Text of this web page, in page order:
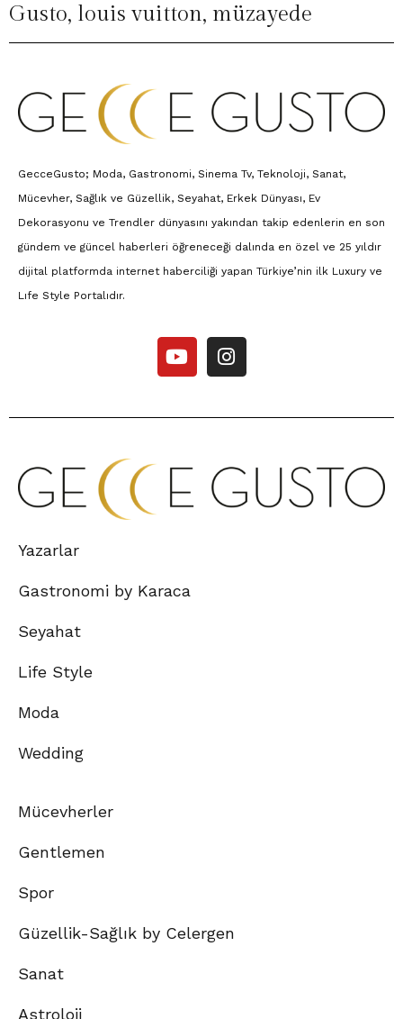
Gusto, louis vuitton, müzayede
GecceGusto; Moda, Gastronomi, Sinema Tv, Teknoloji, Sanat,
Mücevher, Sağlık ve Güzellik, Seyahat, Erkek Dünyası, Ev
Dekorasyonu ve Trendler dünyasını yakından takip edenlerin en son
gündem ve güncel haberleri öğreneceği dalında en özel ve 25 yıldır
dijital platformda internet haberciliği yapan Türkiye’nin ilk Luxury ve
Lıfe Style Portalıdır.
Yazarlar
Gastronomi by Karaca
Seyahat
Life Style
Moda
Wedding
Mücevherler
Gentlemen
Spor
Güzellik-Sağlık by Celergen
Sanat
Astroloji